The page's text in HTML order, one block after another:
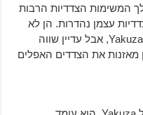
המשימות הצדדיות הרבות
עצמן נהדרות. הן לא
מוזרות כמו אלה של Yakuza 6: Song of Life, אבל עדיין שווה
מאזנות את הצדדים האפלים